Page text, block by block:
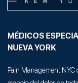
MÉDICOS
NUEVA YORK
Pain Management